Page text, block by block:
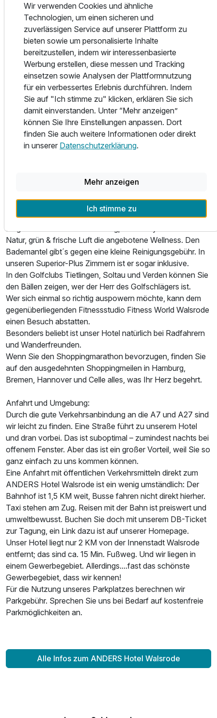
Ausstattung
Zusatznächte
Für 4 Tage p.P. ab496,50 €
Ausstattung
Zusatznächte
Das Frühstück vom reichhaltigen Buffet ermöglicht mit
kalten und warmen Leckereien einen tollen Start in den
Tag. Sagen Sie uns gern: Was fehlt Ihnen denn noch am
besten Frühstücksbuffet der Region?
Das Abendessen reichen wir als abwechslungsreiches 3-
Gang Menü.
Unser Hotel hat zwei Gebäudeteile. Unser Restaurant liegt
gegenüber dem Hotel - tut uns leid - Sie müssen rund 200
Schritte laufen! Im Gegenzug verwöhnen wir Sie mit
bester, sauberer Luft auf dem Weg. Bei selten mal
möglichem norddeutschem Schietwetter leihen wir Ihnen
einen Regenschirm für den Weg. Das Essen ist sehr lecker
und die netten strahlenden Mitarbeiter und tollen Drinks -
bieten wir eine kleine feine Sauna in unserer "Traumraum"-
Lounge inklusive Ruhebereich und Erlebnisdusche.
Es gibt bei uns keinen Swimmingpool. Sorry. – Bei uns ist
Natur, grün & frische Luft die angebotene Wellness. Den
Bademantel gibt´s gegen eine kleine Reinigungsgebühr. In
unseren Superior-Plus Zimmern ist er sogar inklusive.
In den Golfclubs Tietlingen, Soltau und Verden können Sie
den Bällen zeigen, wer der Herr des Golfschlägers ist.
Wer sich einmal so richtig auspowern möchte, kann dem
gegenüberliegenden Fitnessstudio Fitness World Walsrode
einen Besuch abstatten.
Besonders beliebt ist unser Hotel natürlich bei Radfahrern
und Wanderfreunden.
Wenn Sie den Shoppingmarathon bevorzugen, finden Sie
auf den ausgedehnten Shoppingmeilen in Hamburg,
Bremen, Hannover und Celle alles, was Ihr Herz begehrt.
Anfahrt und Umgebung:
Durch die gute Verkehrsanbindung an die A7 und A27 sind
wir leicht zu finden. Eine Straße führt zu unserem Hotel
und dran vorbei. Das ist suboptimal – zumindest nachts bei
offenem Fenster. Aber das ist ein großer Vorteil, weil Sie so
ganz einfach zu uns kommen können.
Eine Anfahrt mit öffentlichen Verkehrsmitteln direkt zum
ANDERS Hotel Walsrode ist ein wenig umständlich: Der
Bahnhof ist 1,5 KM weit, Busse fahren nicht direkt hierher.
Taxi stehen am Zug. Reisen mit der Bahn ist preiswert und
umweltbewusst. Buchen Sie doch mit unserem DB-Ticket
zur Tagung, ein Link dazu ist auf unserer Homepage.
Unser Hotel liegt nur 2 KM von der Innenstadt Walsrode
entfernt; das sind ca. 15 Min. Fußweg. Und wir liegen in
einem Gewerbegebiet. Allerdings....fast das schönste
Gewerbegebiet, dass wir kennen!
Für die Nutzung unseres Parkplatzes berechnen wir
Parkgebühr. Sprechen Sie uns bei Bedarf auf kostenfreie
Parkmöglichkeiten an.
Alle Infos zum ANDERS Hotel Walsrode
Wir verwenden Cookies und ähnliche
Technologien, um einen sicheren und
zuverlässigen Service auf unserer Plattform zu
bieten sowie um personalisierte Inhalte
bereitzustellen, indem wir interessenbasierte
Werbung erstellen, diese messen und Tracking
einsetzen sowie Analysen der Plattformnutzung
für ein verbessertes Erlebnis durchführen. Indem
Sie auf "Ich stimme zu" klicken, erklären Sie sich
damit einverstanden. Unter “Mehr anzeigen”
können Sie Ihre Einstellungen anpassen. Dort
finden Sie auch weitere Informationen oder direkt
in unserer Datenschutzerklärung.
Mehr anzeigen
Ich stimme zu